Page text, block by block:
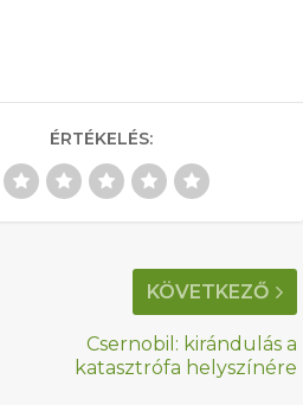
ÉRTÉKELÉS:
KÖVETKEZŐ
Csernobil: kirándulás a
katasztrófa helyszínére